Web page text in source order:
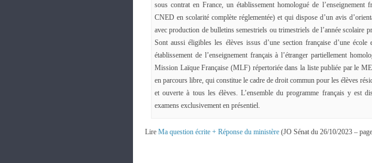
sous contrat en France, un établissement homologué de l’enseignement
CNED en scolarité complète réglementée) et qui dispose d’un avis
avec production de bulletins semestriels ou trimestriels de l’année scolaire
Sont aussi éligibles les élèves issus d’une section française d’une école
établissement de l’enseignement français à l’étranger partiellement
Mission Laïque Française (MLF) répertoriée dans la liste publiée par le
en parcours libre, qui constitue le cadre de droit commun pour les élèves
et ouverte à tous les élèves. L’ensemble du programme français y est
examens exclusivement en présentiel.
Lire Ma question écrite + Réponse du ministère (JO Sénat du 26/10/2023 –